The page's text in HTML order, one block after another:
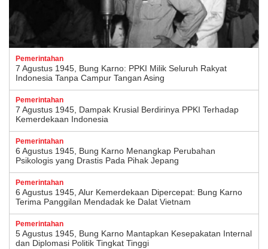
Pemerintahan
7 Agustus 1945, Bung Karno: PPKI Milik Seluruh Rakyat
Indonesia Tanpa Campur Tangan Asing
Pemerintahan
7 Agustus 1945, Dampak Krusial Berdirinya PPKI Terhadap
Kemerdekaan Indonesia
Pemerintahan
6 Agustus 1945, Bung Karno Menangkap Perubahan
Psikologis yang Drastis Pada Pihak Jepang
Pemerintahan
6 Agustus 1945, Alur Kemerdekaan Dipercepat: Bung Karno
Terima Panggilan Mendadak ke Dalat Vietnam
Pemerintahan
5 Agustus 1945, Bung Karno Mantapkan Kesepakatan Internal
dan Diplomasi Politik Tingkat Tinggi